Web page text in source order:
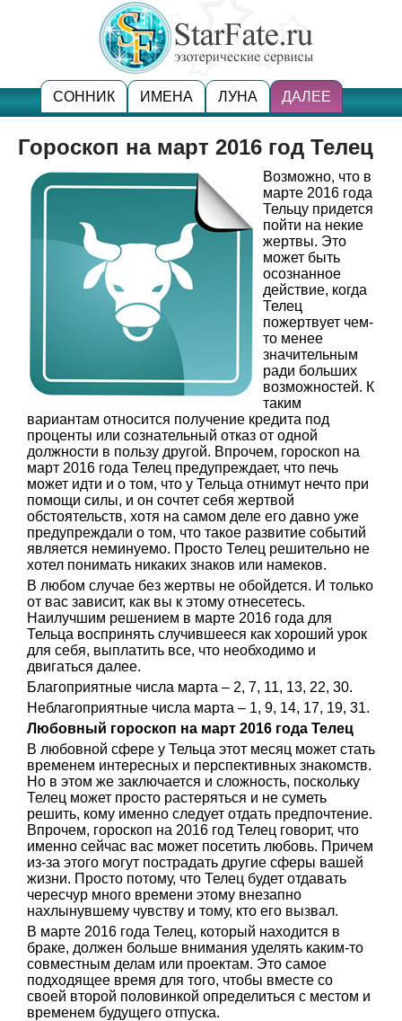
СОННИК ИМЕНА ЛУНА ДАЛЕЕ
Гороскоп на март 2016 год Телец
Возможно, что в
марте 2016 года
Тельцу придется
пойти на некие
жертвы. Это
может быть
осознанное
действие, когда
Телец
пожертвует чем-
то менее
значительным
ради больших
возможностей. К
таким
вариантам относится получение кредита под
проценты или сознательный отказ от одной
должности в пользу другой. Впрочем, гороскоп на
март 2016 года Телец предупреждает, что печь
может идти и о том, что у Тельца отнимут нечто при
помощи силы, и он сочтет себя жертвой
обстоятельств, хотя на самом деле его давно уже
предупреждали о том, что такое развитие событий
является неминуемо. Просто Телец решительно не
хотел понимать никаких знаков или намеков.
В любом случае без жертвы не обойдется. И только
от вас зависит, как вы к этому отнесетесь.
Наилучшим решением в марте 2016 года для
Тельца воспринять случившееся как хороший урок
для себя, выплатить все, что необходимо и
двигаться далее.
Благоприятные числа марта – 2, 7, 11, 13, 22, 30.
Неблагоприятные числа марта – 1, 9, 14, 17, 19, 31.
Любовный гороскоп на март 2016 года Телец
В любовной сфере у Тельца этот месяц может стать
временем интересных и перспективных знакомств.
Но в этом же заключается и сложность, поскольку
Телец может просто растеряться и не суметь
решить, кому именно следует отдать предпочтение.
Впрочем, гороскоп на 2016 год Телец говорит, что
именно сейчас вас может посетить любовь. Причем
из-за этого могут пострадать другие сферы вашей
жизни. Просто потому, что Телец будет отдавать
чересчур много времени этому внезапно
нахлынувшему чувству и тому, кто его вызвал.
В марте 2016 года Телец, который находится в
браке, должен больше внимания уделять каким-то
совместным делам или проектам. Это самое
подходящее время для того, чтобы вместе со
своей второй половинкой определиться с местом и
временем будущего отпуска.